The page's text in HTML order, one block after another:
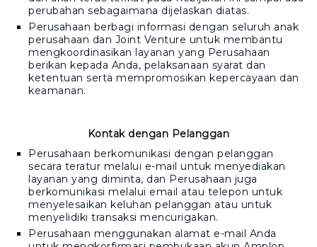
perubahan sebagaimana dijelaskan diatas.
Perusahaan berbagi informasi dengan seluruh anak
perusahaan dan Joint Venture untuk membantu
mengkoordinasikan layanan yang Perusahaan
berikan kepada Anda, pelaksanaan syarat dan
ketentuan serta mempromosikan kepercayaan dan
keamanan.
Kontak dengan Pelanggan
Perusahaan berkomunikasi dengan pelanggan
secara teratur melalui e-mail untuk menyediakan
layanan yang diminta, dan Perusahaan juga
berkomunikasi melalui email atau telepon untuk
menyelesaikan keluhan pelanggan atau untuk
menyelidiki transaksi mencurigakan.
Perusahaan menggunakan alamat e-mail Anda